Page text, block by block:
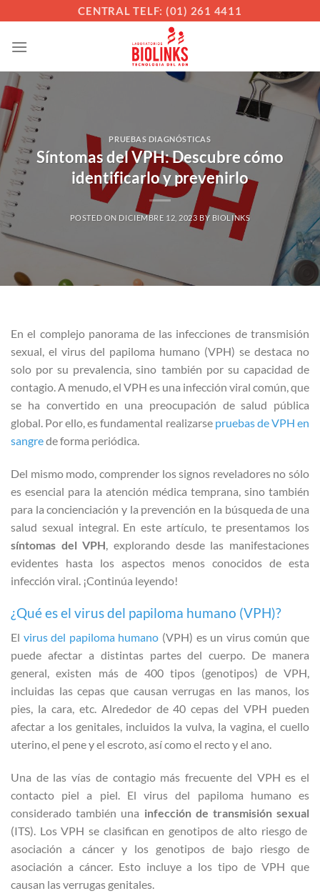
al
contenido
CENTRAL TELF: (01) 261 4411
PRUEBAS DIAGNÓSTICAS
Síntomas del VPH: Descubre cómo
identificarlo y prevenirlo
POSTED ON DICIEMBRE 12, 2023 BY BIOLINKS
En el complejo panorama de las infecciones de transmisión
sexual, el virus del papiloma humano (VPH) se destaca no
solo por su prevalencia, sino también por su capacidad de
contagio. A menudo, el VPH es una infección viral común, que
se ha convertido en una preocupación de salud pública
global. Por ello, es fundamental realizarse pruebas de VPH en
sangrede forma periódica.
Del mismo modo, comprender los signos reveladores no sólo
es esencial para la atención médica temprana, sino también
para la concienciación y la prevención en la búsqueda de una
salud sexual integral. En este artículo, te presentamos los
síntomas del VPH , explorando desde las manifestaciones
evidentes hasta los aspectos menos conocidos de esta
infección viral. ¡Continúa leyendo!
¿Qué es el virus del papiloma humano (VPH)?
El virus del papiloma humano (VPH) es un virus común que
puede afectar a distintas partes del cuerpo. De manera
general, existen más de 400 tipos (genotipos) de VPH,
incluidas las cepas que causan verrugas en las manos, los
pies, la cara, etc. Alrededor de 40 cepas del VPH pueden
afectar a los genitales, incluidos la vulva, la vagina, el cuello
uterino, el pene y el escroto, así como el recto y el ano.
Una de las vías de contagio más frecuente del VPH es el
contacto piel a piel. El virus del papiloma humano es
considerado también una infección de transmisión sexual
(ITS). Los VPH se clasifican en genotipos de alto riesgo de
asociación a cáncer y los genotipos de bajo riesgo de
asociación a cáncer. Esto incluye a los tipo de VPH que
causan las verrugas genitales.